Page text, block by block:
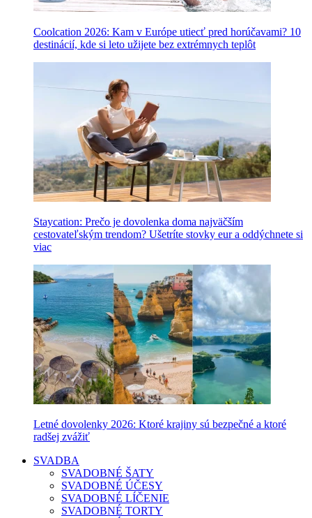
Coolcation 2026: Kam v Európe utiecť pred horúčavami? 10
destinácií, kde si leto užijete bez extrémnych teplôt
Staycation: Prečo je dovolenka doma najväčším
cestovateľským trendom? Ušetríte stovky eur a oddýchnete si
viac
Letné dovolenky 2026: Ktoré krajiny sú bezpečné a ktoré
radšej zvážiť
SVADBA
SVADOBNÉ ŠATY
SVADOBNÉ ÚČESY
SVADOBNÉ LÍČENIE
SVADOBNÉ TORTY